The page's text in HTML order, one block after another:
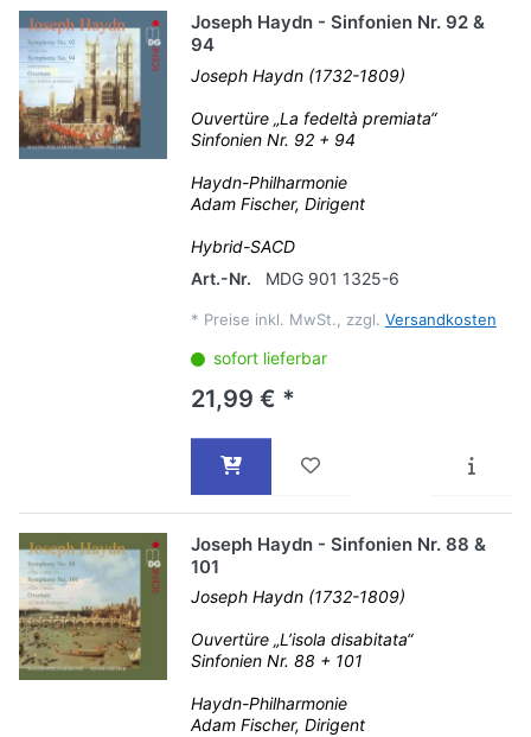
Joseph Haydn - Sinfonien Nr. 92 &
94
Joseph Haydn (1732-1809)
Ouvertüre „La fedeltà premiata“
Sinfonien Nr. 92 + 94
Haydn-Philharmonie
Adam Fischer, Dirigent
Hybrid-SACD
Art.-Nr.
MDG 901 1325-6
* Preise inkl. MwSt., zzgl. Versandkosten
sofort lieferbar
21,99 € *
Joseph Haydn - Sinfonien Nr. 88 &
101
Joseph Haydn (1732-1809)
Ouvertüre „L’isola disabitata“
Sinfonien Nr. 88 + 101
Haydn-Philharmonie
Adam Fischer, Dirigent